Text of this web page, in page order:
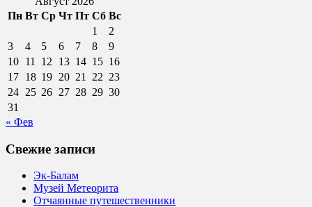
Пн Вт Ср Чт Пт Сб Вс
1
2
3
4 5 6 7 8
9
10 11 12 13 14 15 16
17 18 19 20 21 22 23
24 25 26 27 28 29 30
31
« Фев
Свежие записи
Эк-Балам
Музей Метеорита
Отчаянные путешественники